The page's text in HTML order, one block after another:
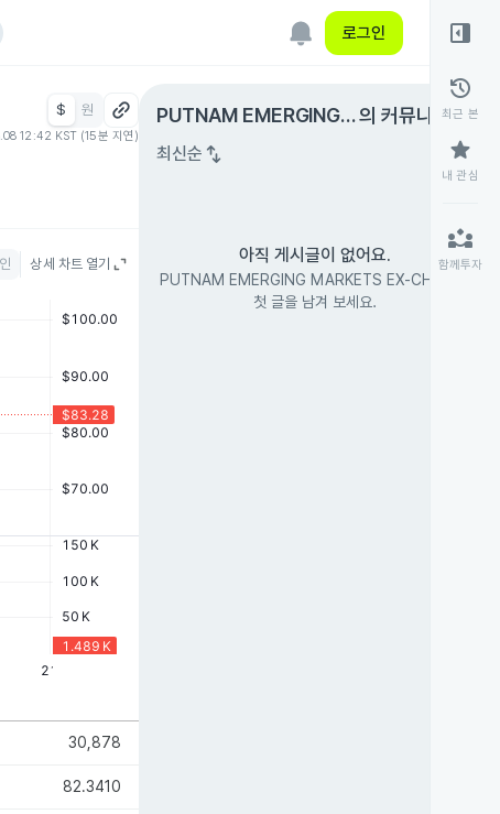
로그인
$ 원
12:42 KST (15분 지연)
상세 차트 열기
PUTNAM EMERGING
MARKETS EX-CHINA
의 커뮤니티expand_circle_right
최신순 swap_vert
아직 게시글이 없어요.
PUTNAM EMERGING MARKETS EX-CHINA의
첫 글을 남겨 보세요.
right_panel_open
history
최근 본
star
내 관심
partner_exchange
함께투자